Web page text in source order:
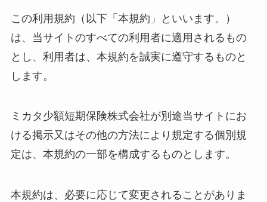
この利用規約（以下「本規約」といいます。）
は、当サイトのすべての利用者に適用されるもの
とし、利用者は、本規約を誠実に遵守するものと
します。
ミカタ少額短期保険株式会社が別途当サイトにお
ける掲示又はその他の方法により規定する個別規
定は、本規約の一部を構成するものとします。
本規約は、必要に応じて変更されることがありま